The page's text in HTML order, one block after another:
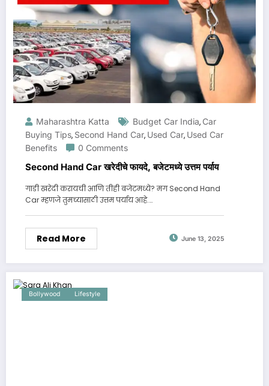
Maharashtra Katta Budget Car India, Car
Buying Tips, Second Hand Car, Used Car, Used Car
Benefits
0 Comments
Second Hand Car खरेदीचे फायदे, बजेटमध्ये उत्तम पर्याय
गाडी खरेदी करायची आणि तीही बजेटमध्ये? मग Second Hand
Car म्हणजे तुमच्यासाठी उत्तम पर्याय आहे.…
Read More June 13, 2025
Bollywood Lifestyle